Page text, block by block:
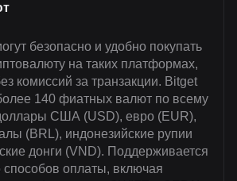
безопасно и удобно покупать
на таких платформах,
комиссий за транзакции. Bitget
140 фиатных валют по всему
США (USD), евро (EUR),
(BRL), индонезийские рупии
донги (VND). Поддерживается
способов оплаты, включая